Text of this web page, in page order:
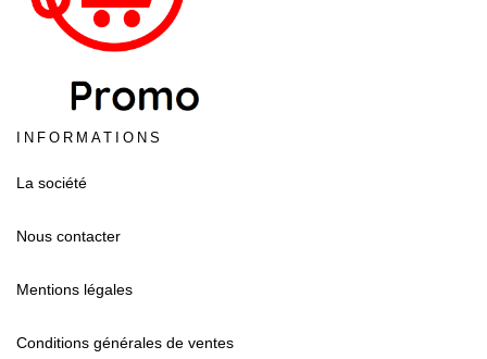
INFORMATIONS
La société
Nous contacter
Mentions légales
Conditions générales de ventes